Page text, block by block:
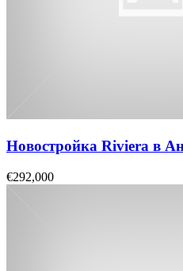
Новостройка Riviera в
€292,000